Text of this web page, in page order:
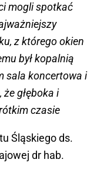
mogli spotkać
z którego okien
był kopalnią
sala koncertowa i
głęboka i
czasie
Śląskiego ds.
dr hab.